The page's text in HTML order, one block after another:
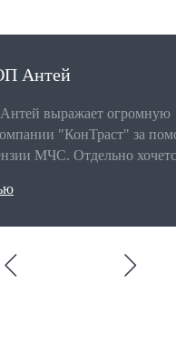
Антей
выражает огромную
"КонТраст" за
МЧС. Отдельно